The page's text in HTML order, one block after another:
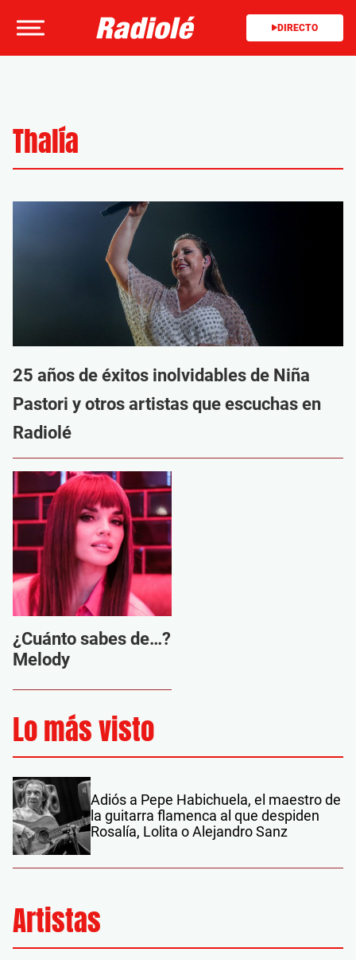
DIRECTO
Thalía
25 años de éxitos inolvidables de Niña
Pastori y otros artistas que escuchas en
Radiolé
¿Cuánto sabes de…?
Melody
Lo más visto
Adiós a Pepe Habichuela, el maestro de
la guitarra flamenca al que despiden
Rosalía, Lolita o Alejandro Sanz
Artistas